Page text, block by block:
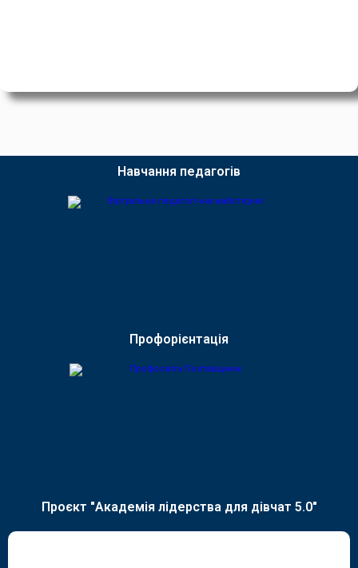
Навчання педагогів
Профорієнтація
Проєкт "Академія лідерства для дівчат 5.0"